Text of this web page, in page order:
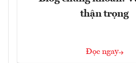
thận trọng
Đọc ngay